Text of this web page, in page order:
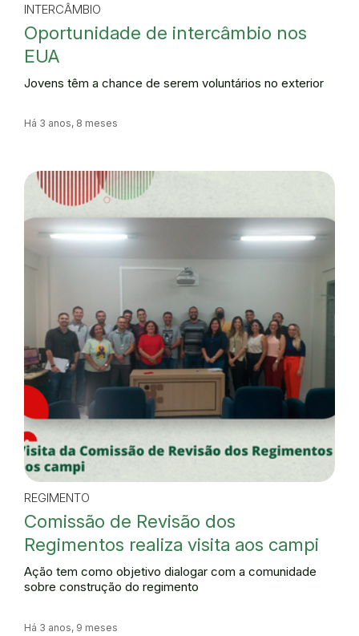
INTERCÂMBIO
Oportunidade de intercâmbio nos
EUA
Jovens têm a chance de serem voluntários no exterior
Há 3 anos, 8 meses
REGIMENTO
Comissão de Revisão dos
Regimentos realiza visita aos campi
Ação tem como objetivo dialogar com a comunidade
sobre construção do regimento
Há 3 anos, 9 meses